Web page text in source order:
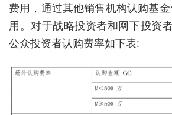
费用，通过其他销售机构认购基
用。对于战略投资者和网下投资
公众投资者认购费率如下表: